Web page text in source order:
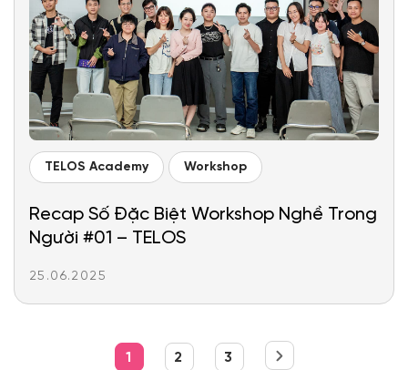
TELOS Academy Workshop
Recap Số Đặc Biệt Workshop Nghề Trong
Người #01 – TELOS
25.06.2025
1 2 3